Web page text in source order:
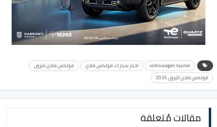
volkswagen tayron اخبار سيارات فولكس فاجن
فولكس فاجن تايرون
فولكس فاجن تايرون 2025
مقالات مُتعلقة